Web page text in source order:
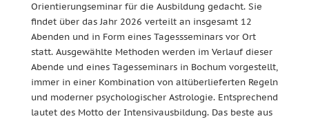
Orientierungseminar für die Ausbildung gedacht. Sie
findet über das Jahr 2026 verteilt an insgesamt 12
Abenden und in Form eines Tagessseminars vor Ort
statt. Ausgewählte Methoden werden im Verlauf dieser
Abende und eines Tagesseminars in Bochum vorgestellt,
immer in einer Kombination von altüberlieferten Regeln
und moderner psychologischer Astrologie. Entsprechend
lautet des Motto der Intensivausbildung. Das beste aus